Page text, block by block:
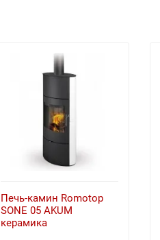
Печь-камин Romotop
SONE 05 AKUM
керамика